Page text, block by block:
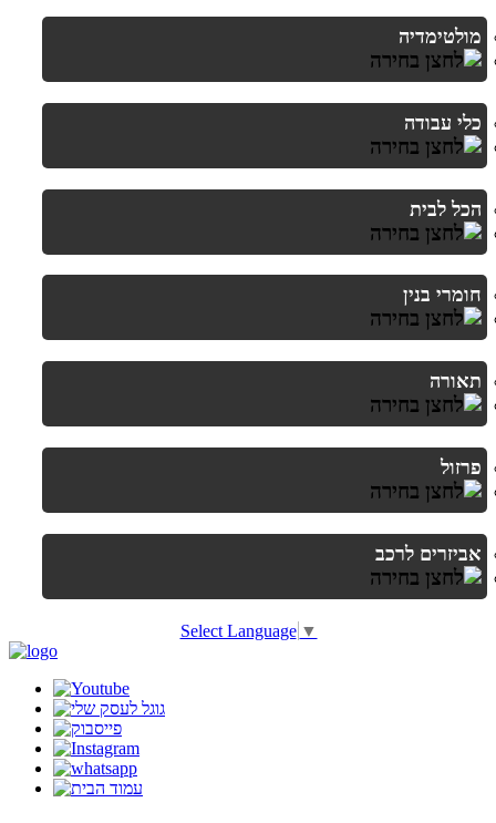
מולטימדיה
כלי עבודה
הכל לבית
חומרי בנין
תאורה
פרזול
אביזרים לרכב
Select Language ▼